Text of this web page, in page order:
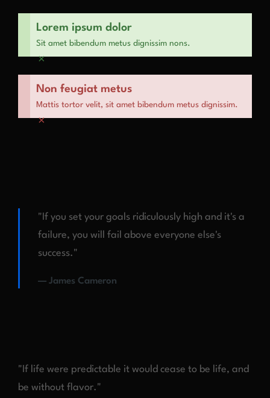
Lorem ipsum dolor
Sit amet bibendum metus dignissim nons.
×
Non feugiat metus
Mattis tortor velit, sit amet bibendum metus dignissim.
×
"If you set your goals ridiculously high and it's a
failure, you will fail above everyone else's
success."
— James Cameron
"If life were predictable it would cease to be life, and
be without flavor."